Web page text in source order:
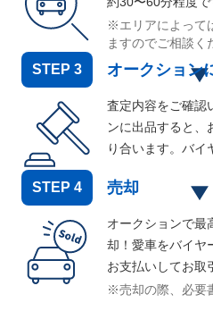
※エリアによって
ますのでご相談く
STEP 3 オークション
査定内容をご確認
ンに出品すると、
り合います。バイ
STEP 4 売却
オークションで最
却！愛車をバイヤ
お支払いしてお取
※売却の際、必要